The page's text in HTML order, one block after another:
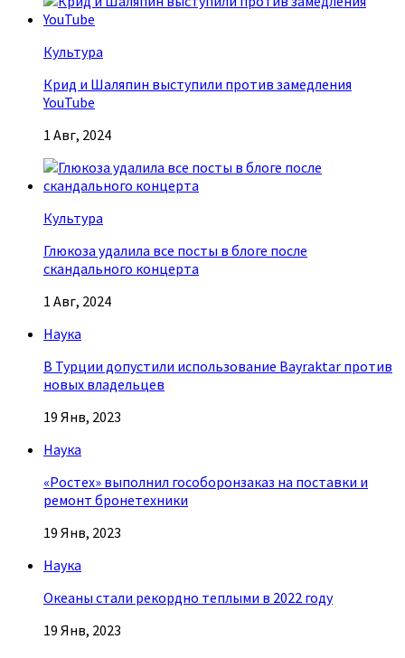
Культура
Крид и Шаляпин выступили против замедления
YouTube
1 Авг, 2024
Культура
Глюкоза удалила все посты в блоге после
скандального концерта
1 Авг, 2024
Наука
В Турции допустили использование Bayraktar против
новых владельцев
19 Янв, 2023
Наука
«Ростех» выполнил гособоронзаказ на поставки и
ремонт бронетехники
19 Янв, 2023
Наука
Океаны стали рекордно теплыми в 2022 году
19 Янв, 2023